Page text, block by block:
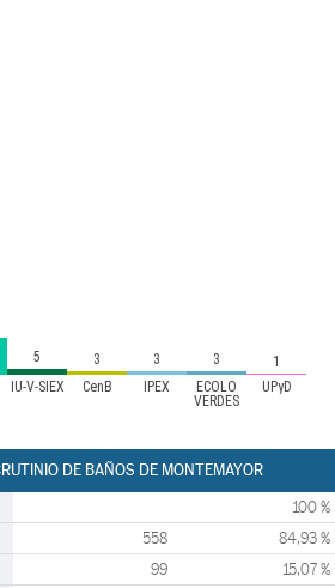
IU-V-SIEX CenB IPEX
ECOLO
VERDES
UPyD
5
3 3 3 1
DE BAÑOS DE MONTEMAYOR
100 %
558 84,93 %
99 15,07 %